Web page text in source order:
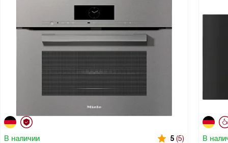
В наличии 5 (5) В